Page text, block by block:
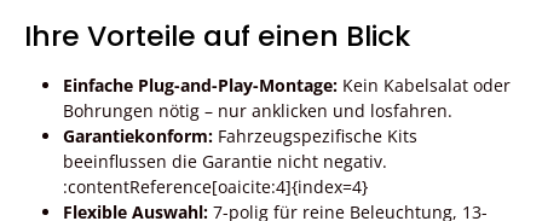
Ihre Vorteile auf einen Blick
Einfache Plug-and-Play-Montage: Kein Kabelsalat oder
Bohrungen nötig – nur anklicken und losfahren.
Garantiekonform: Fahrzeugspezifische Kits
beeinflussen die Garantie nicht negativ.
:contentReference[oaicite:4]{index=4}
Flexible Auswahl: 7-polig für reine Beleuchtung, 13-